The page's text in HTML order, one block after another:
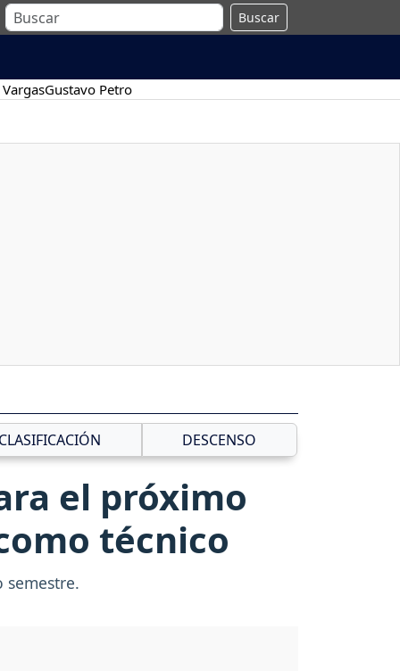
Buscar
Gustavo Petro
DESCENSO
el próximo
técnico